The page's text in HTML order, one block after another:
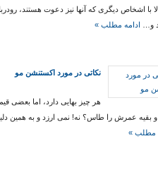
با اشخاص دیگری که آنها نیز دعوت هستند،
و… ادامه مطلب »
نکاتی در مورد اکستنشن مو
هر چیز بهایی دارد، اما بعضی
بقیه عمرش را طاس؟ نه! نمی ارزد و به همین
مطلب »